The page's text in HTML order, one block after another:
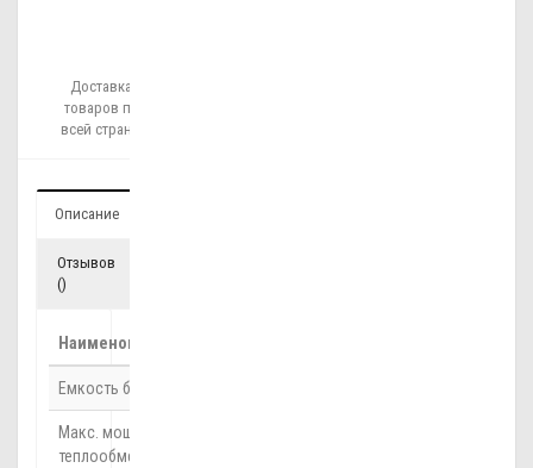
Доставка
товаров по
всей стране!
Описание
Отзывов
()
Наименование
Емкость бойлера
Макс. мощность
теплообменника